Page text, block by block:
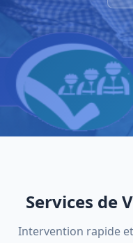
Services de
Intervention rapide